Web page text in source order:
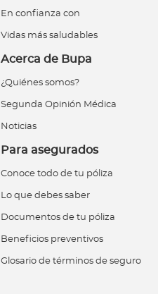
En confianza con
Vidas más saludables
Acerca de Bupa
¿Quiénes somos?
Segunda Opinión Médica
Noticias
Para asegurados
Conoce todo de tu póliza
Lo que debes saber
Documentos de tu póliza
Beneficios preventivos
Glosario de términos de seguro